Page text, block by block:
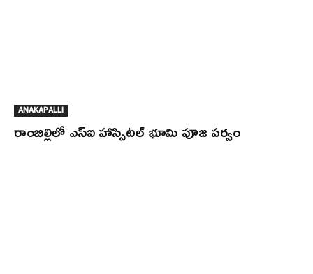
ANAKAPALLI
రాంబిల్లిలో ఎస్ఐ హాస్పిటల్ భూమి పూజ పర్వం